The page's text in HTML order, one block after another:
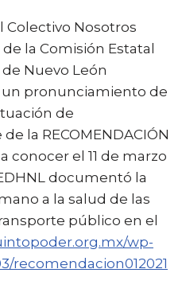
Colectivo Nosotros
la Comisión Estatal
Nuevo León
un pronunciamiento de
de
la RECOMENDACIÓN
conocer el 11 de marzo
documentó la
a la salud de las
público en el
wp-
recomendacion012021